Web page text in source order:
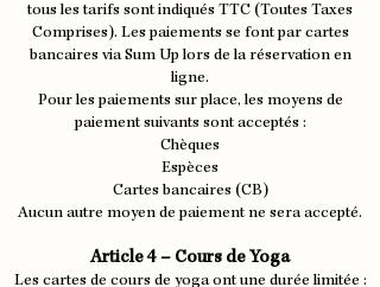
tous les tarifs sont indiqués TTC (Toutes Taxes
Comprises). Les paiements se font par cartes
bancaires via Sum Up lors de la réservation en
ligne.
Pour les paiements sur place, les moyens de
paiement suivants sont acceptés :
Chèques
Espèces
Cartes bancaires (CB)
Aucun autre moyen de paiement ne sera accepté.
Article 4 – Cours de Yoga
Les cartes de cours de yoga ont une durée limitée :